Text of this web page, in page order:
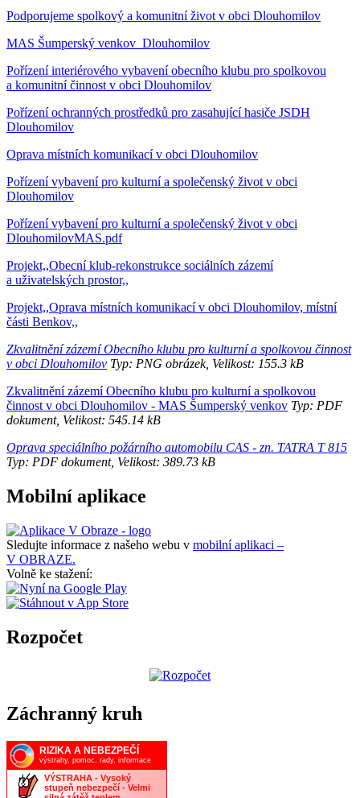
Podporujeme spolkový a komunitní život v obci Dlouhomilov
MAS Šumperský venkov_Dlouhomilov
Pořízení interiérového vybavení obecního klubu pro spolkovou
a komunitní činnost v obci Dlouhomilov
Pořízení ochranných prostředků pro zasahující hasiče JSDH
Dlouhomilov
Oprava místních komunikací v obci Dlouhomilov
Pořízení vybavení pro kulturní a společenský život v obci
Dlouhomilov
Pořízení vybavení pro kulturní a společenský život v obci
DlouhomilovMAS.pdf
Projekt,,Obecní klub-rekonstrukce sociálních zázemí
a uživatelských prostor,,
Projekt,,Oprava místních komunikací v obci Dlouhomilov, místní
části Benkov,,
Zkvalitnění zázemí Obecního klubu pro kulturní a spolkovou činnost
v obci Dlouhomilov Typ: PNG obrázek, Velikost: 155.3 kB
Zkvalitnění zázemí Obecního klubu pro kulturní a spolkovou
činnost v obci Dlouhomilov - MAS Šumperský venkov Typ: PDF
dokument, Velikost: 545.14 kB
Oprava speciálního požárního automobilu CAS - zn. TATRA T 815
Typ: PDF dokument, Velikost: 389.73 kB
Mobilní aplikace
Sledujte informace z našeho webu v mobilní aplikaci –
V OBRAZE.
Volně ke stažení:
Rozpočet
Záchranný kruh